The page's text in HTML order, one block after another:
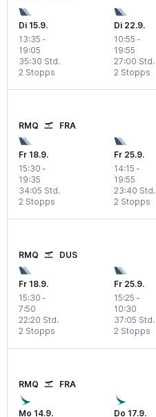
Di 15.9.
13:35 -
19:05
2 Stopps
35:30 Std.
Di 22.9.
10:55 -
19:55
2 Stopps
27:00 Std.
RMQ FRA
Fr 18.9.
15:30 -
19:35
2 Stopps
34:05 Std.
Fr 25.9.
14:15 -
19:55
2 Stopps
23:40 Std.
RMQ DUS
Fr 18.9.
15:30 -
7:50
2 Stopps
22:20 Std.
Fr 25.9.
15:25 -
10:30
2 Stopps
37:05 Std.
RMQ FRA
Mo 14.9. Do 17.9.